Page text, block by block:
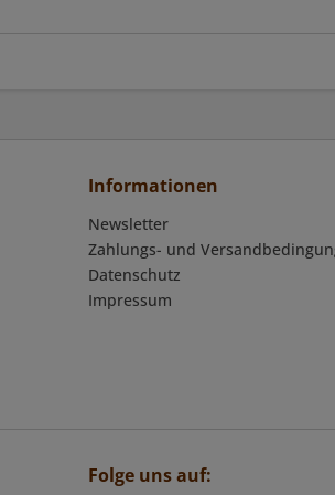
Informationen
Newsletter
Zahlungs- und
Datenschutz
Impressum
Folge uns auf: